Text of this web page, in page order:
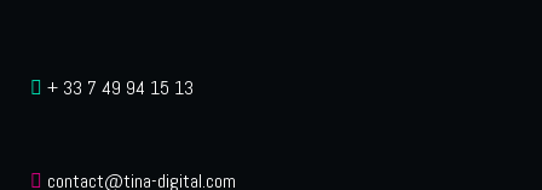
+ 33 7 49 94 15 13
contact@tina-digital.com